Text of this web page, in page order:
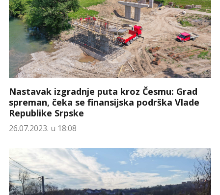
Nastavak izgradnje puta kroz Česmu: Grad
spreman, čeka se finansijska podrška Vlade
Republike Srpske
26.07.2023. u 18:08